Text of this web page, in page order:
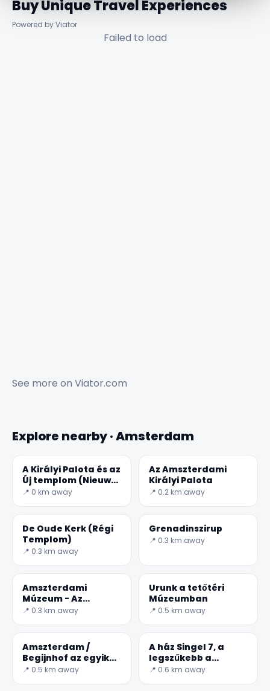
Buy Unique Travel Experiences
Powered by Viator
Failed to load
See more on Viator.com
Explore nearby · Amsterdam
A Királyi Palota és az
Új templom (Nieuwe
Kerk) között
📍 0 km away
Az Amszterdami
Királyi Palota
📍 0.2 km away
De Oude Kerk (Régi
Templom)
📍 0.3 km away
Grenadinszirup
📍 0.3 km away
Amszterdami
Múzeum - Az
épületek
kapott helyet
📍 0.3 km away
Urunk a tetőtéri
Múzeumban
📍 0.5 km away
Amszterdam /
Begijnhof az egyik
legrégebbi belső
📍 0.5 km away
A ház Singel 7, a
legszűkebb a
világon
📍 0.6 km away